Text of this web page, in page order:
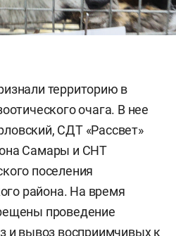
территорию в
очага. В нее
СДТ «Рассвет»
Самары и СНТ
поселения
района. На время
проведение
и вывоз восприимчивых к